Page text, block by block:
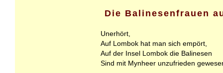
Die Balinesenfrauen
Unerhört,
Auf Lombok hat man sich empört,
Auf der Insel Lombok die Balinesen
Sind mit Mynheer unzufrieden